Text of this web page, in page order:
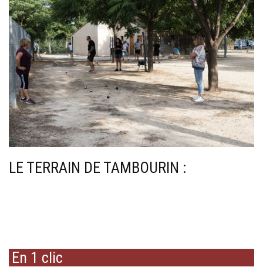
LE TERRAIN DE TAMBOURIN :
En 1 clic